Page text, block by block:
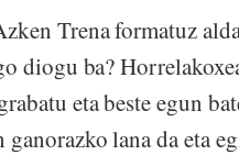
Trena formatuz
diogu ba?
eta beste egun
lana da eta